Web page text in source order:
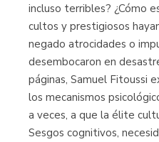
incluso terribles? ¿Cómo
cultos y prestigiosos
negado atrocidades o
desembocaron en
páginas, Samuel Fitoussi
los mecanismos
a veces, a que la élite
Sesgos cognitivos,